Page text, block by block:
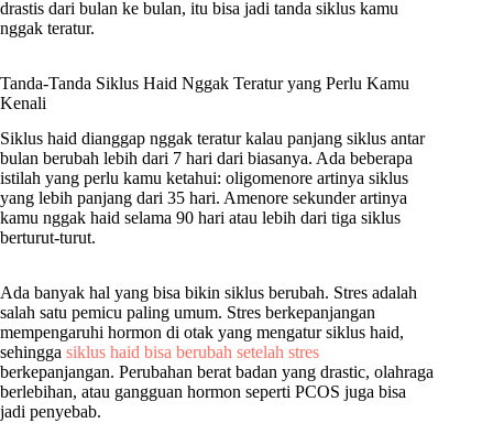
drastis dari bulan ke bulan, itu bisa jadi tanda siklus kamu
nggak teratur.
Tanda-Tanda Siklus Haid Nggak Teratur yang Perlu Kamu
Kenali
Siklus haid dianggap nggak teratur kalau panjang siklus antar
bulan berubah lebih dari 7 hari dari biasanya. Ada beberapa
istilah yang perlu kamu ketahui: oligomenore artinya siklus
yang lebih panjang dari 35 hari. Amenore sekunder artinya
kamu nggak haid selama 90 hari atau lebih dari tiga siklus
berturut-turut.
Ada banyak hal yang bisa bikin siklus berubah. Stres adalah
salah satu pemicu paling umum. Stres berkepanjangan
mempengaruhi hormon di otak yang mengatur siklus haid,
sehingga siklus haid bisa berubah setelah stres
berkepanjangan. Perubahan berat badan yang drastic, olahraga
berlebihan, atau gangguan hormon seperti PCOS juga bisa
jadi penyebab.